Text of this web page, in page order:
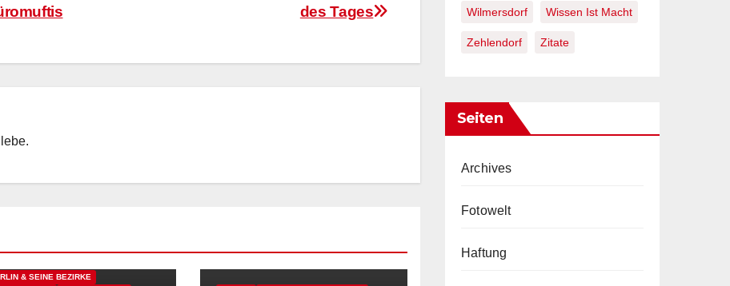
des Tages
& SEINE BEZIRKE
Wilmersdorf Wissen Ist Macht
Zehlendorf Zitate
Seiten
Archives
Fotowelt
Haftung